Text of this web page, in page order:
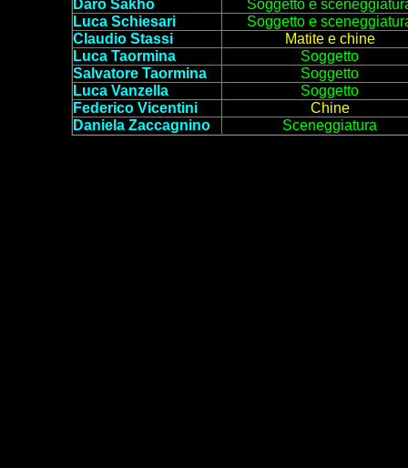
Daro Sakho Soggetto e
Luca Schiesari
Soggetto e
Claudio Stassi
Matite e chine
Luca Taormina
Soggetto
Salvatore Taormina
Soggetto
Luca Vanzella
Soggetto
Federico Vicentini
Chine
Daniela Zaccagnino
Sceneggiatura